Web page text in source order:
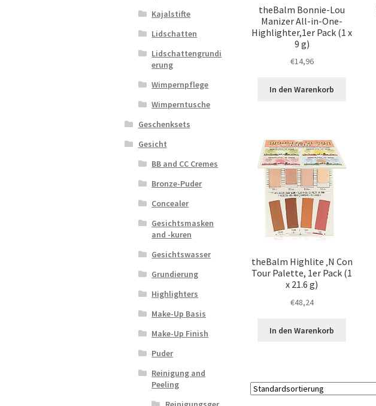
theBalm Bonnie-Lou
Manizer All-in-One-
Highlighter,1er Pack (1 x
9 g)
€14,96
In den Warenkorb
theBalm Highlite ‚N Con
Tour Palette, 1er Pack (1
x 21.6 g)
€48,24
In den Warenkorb
Kajalstifte
Lidschatten
Lidschattengrundi
erung
Wimpernpflege
Wimperntusche
Geschenksets
Gesicht
BB and CC Cremes
Bronze-Puder
Concealer
Gesichtsmasken
and -kuren
Gesichtswasser
Grundierung
Highlighters
Make-Up Basis
Make-Up Finish
Puder
Reinigung and
Peeling